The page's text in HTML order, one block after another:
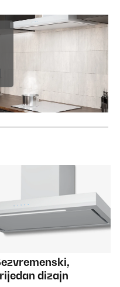
dizajn